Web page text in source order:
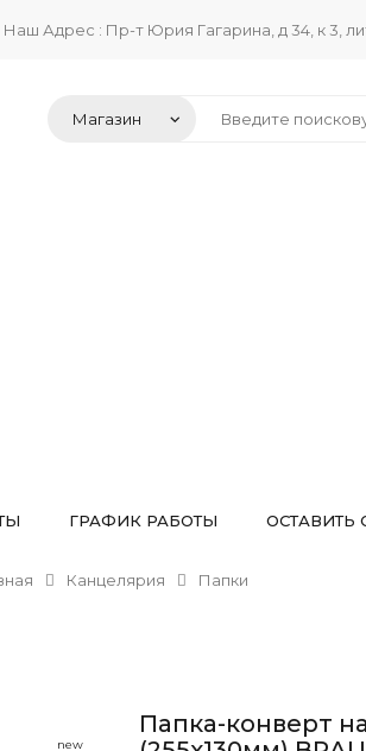
Наш Адрес : Пр-т Юрия Гагарина, д 34, к 3,
ГРАФИК РАБОТЫ ОСТАВИТЬ
Канцелярия Папки
new
Папка-конверт